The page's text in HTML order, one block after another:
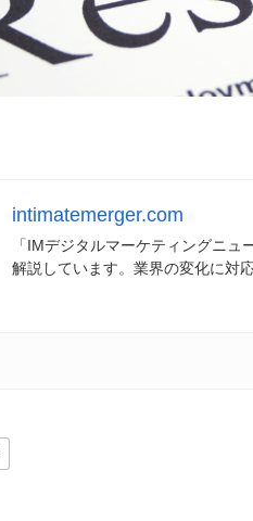
intimatemerger.com
「IMデジタルマーケティングニ
解説しています。業界の変化に対